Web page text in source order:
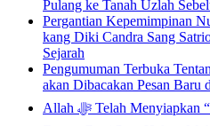
Pulang ke Tanah Uzlah
Pergantian Kepemimpinan
kang Diki Candra Sang
Sejarah
Pengumuman Terbuka
akan Dibacakan Pesan Baru
Allah ﷻ Telah Menyiapkan “Gua Ashabul Kahfi” Akhir